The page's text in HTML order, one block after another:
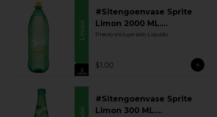
#Sitengoenvase Sprite
Limon 2000 ML.
Retornable
Precio incluye solo Liquido
$1.00
#Sitengoenvase Sprite
Limon 300 ML.